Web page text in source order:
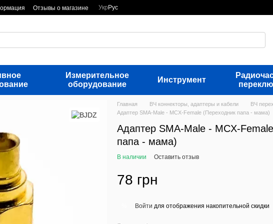
Отзывы о магазине Укр Рус
Измерительное
оборудование
Инструмент
Главная ВЧ коннекторы, адаптеры и кабели ВЧ
Адаптер SMA-Male - MCX-Female (Переходник папа - мама)
Адаптер SMA-Male - MCX-
папа - мама)
В наличии Оставить отзыв
78 грн
Войти для отображения накопительной скидки